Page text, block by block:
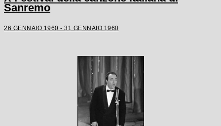
Sanremo
26 GENNAIO 1960 - 31 GENNAIO 1960